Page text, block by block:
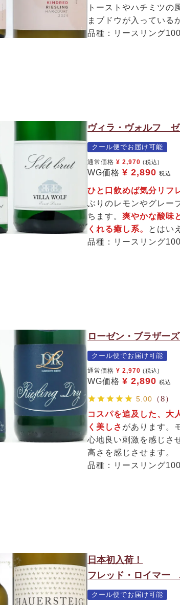
トーストやハチミツの
まブドウが入っている
品種：リースリング
ヴィラ・ヴォルフ
クール便でお届け可能
通常価格 ¥ 2,970 (税込)
WG価格 ¥ 2,890 税込
ひと口飲めば気分リフ
ぶりのレモンやグレー
ちます。爽やかな酸味
くれる癒し系。
とはい
品種：リースリング
ローゼン・ブラザー
クール便でお届け可能
通常価格 ¥ 2,970 (税込)
WG価格 ¥ 2,890 税込
5.00 （8）
コスパを追及した、大
く美しさ があります。
心地良い刺激を感じさ
高さを感じさせます。
品種：リースリング
日本初入荷！
フレッド・ロイマー
クール便でお届け可能